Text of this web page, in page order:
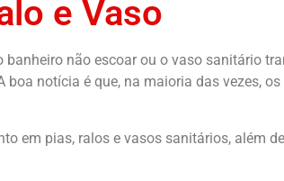
e Vaso
não escoar ou o vaso sanitário
notícia é que, na maioria das vezes,
em pias, ralos e vasos sanitários, além